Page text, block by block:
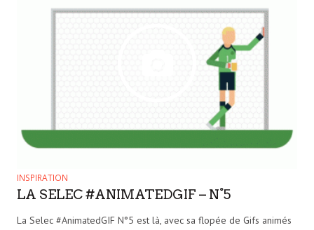
INSPIRATION
LA SELEC #ANIMATEDGIF – N°5
La Selec #AnimatedGIF N°5 est là, avec sa flopée de Gifs animés